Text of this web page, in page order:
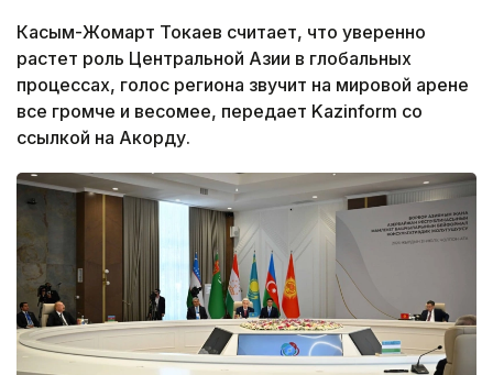
Касым-Жомарт Токаев считает, что уверенно
растет роль Центральной Азии в глобальных
процессах, голос региона звучит на мировой арене
все громче и весомее, передает Kazinform со
ссылкой на Акорду.